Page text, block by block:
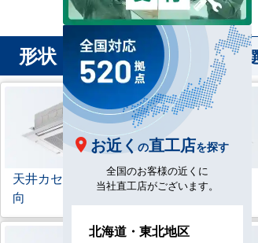
形状 から業務用エアコンを
天井カセット形4方
向
ラウンドフロー
お近く の直工店を探す
全国のお客様の近くに
当社直工店がございます。
北海道・東北地区